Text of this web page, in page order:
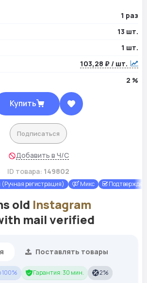
1 раз
13 шт.
1 шт.
103,28 ₽ / шт.
2 %
Купить
Подписаться
Добавить в Ч/С
ID товара: 149802
регистрация) Микс
old Instagram
mail verified
Поставлять товары
100% Гарантия: 30 мин. 2%